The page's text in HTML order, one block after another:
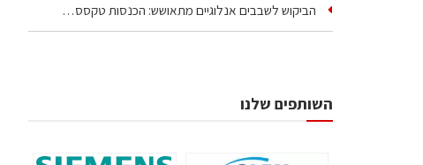
הביקוש לשבבים אנלוגיים מתאושש: הכנסות טקסס…
השותפים שלנו